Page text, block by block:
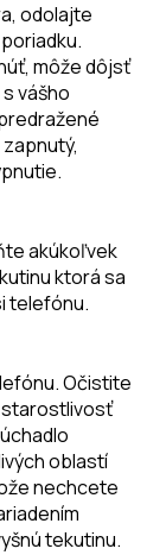
odolajte
môže dôjsť
vášho
akúkoľvek
ktorá sa
telefónu.
Očistite
starostlivosť
oblastí
nechcete
tekutinu.